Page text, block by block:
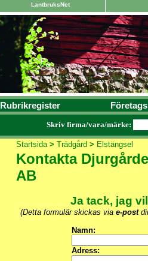
LantbruksNet
Rubrikregister
Skriv firma/vara/märke:
Startsida> Trädgård > Elstängsel
Kontakta
AB
Ja tack, jag
(Detta formulär skickas via e-post
Namn:
Adress: